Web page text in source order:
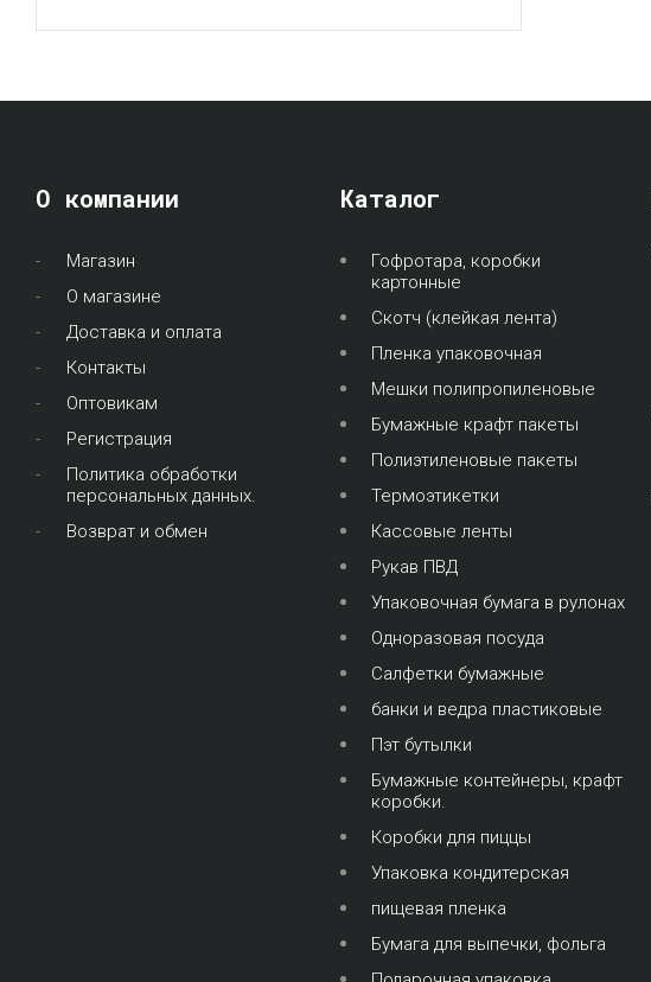
О компании
Магазин
О магазине
Доставка и оплата
Контакты
Оптовикам
Регистрация
Политика обработки
персональных данных.
Возврат и обмен
Каталог
Гофротара, коробки
картонные
Скотч (клейкая лента)
Пленка упаковочная
Мешки полипропиленовые
Бумажные крафт пакеты
Полиэтиленовые пакеты
Термоэтикетки
Кассовые ленты
Рукав ПВД
Упаковочная бумага в рулонах
Одноразовая посуда
Салфетки бумажные
банки и ведра пластиковые
Пэт бутылки
Бумажные контейнеры, крафт
коробки.
Коробки для пиццы
Упаковка кондитерская
пищевая пленка
Бумага для выпечки, фольга